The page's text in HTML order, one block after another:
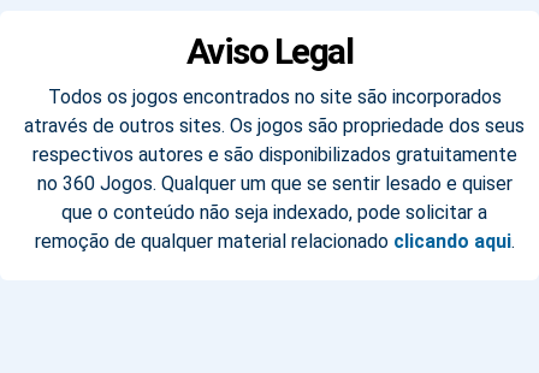
Aviso Legal
Todos os jogos encontrados no site são incorporados
através de outros sites. Os jogos são propriedade dos seus
respectivos autores e são disponibilizados gratuitamente
no 360 Jogos. Qualquer um que se sentir lesado e quiser
que o conteúdo não seja indexado, pode solicitar a
remoção de qualquer material relacionado clicando aqui.